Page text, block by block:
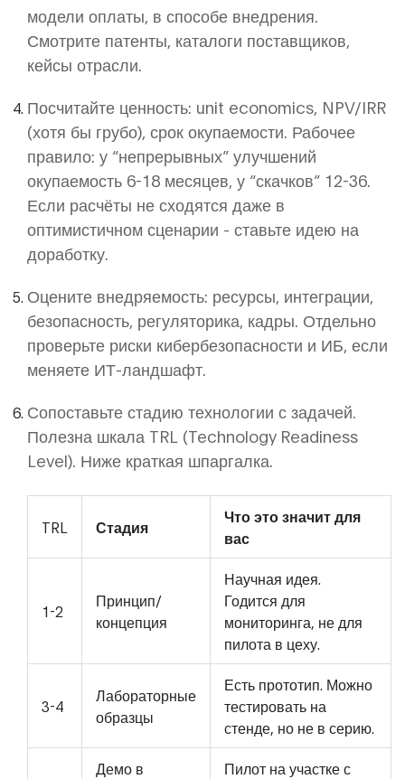
модели оплаты, в способе внедрения.
Смотрите патенты, каталоги поставщиков,
кейсы отрасли.
Посчитайте ценность: unit economics, NPV/IRR
(хотя бы грубо), срок окупаемости. Рабочее
правило: у “непрерывных” улучшений
окупаемость 6-18 месяцев, у “скачков” 12-36.
Если расчёты не сходятся даже в
оптимистичном сценарии - ставьте идею на
доработку.
Оцените внедряемость: ресурсы, интеграции,
безопасность, регуляторика, кадры. Отдельно
проверьте риски кибербезопасности и ИБ, если
меняете ИТ-ландшафт.
Сопоставьте стадию технологии с задачей.
Полезна шкала TRL (Technology Readiness
Level). Ниже краткая шпаргалка.
TRL Стадия
Что это значит для
вас
1-2
Принцип/
концепция
Научная идея.
Годится для
мониторинга, не для
пилота в цеху.
3-4
Лабораторные
образцы
Есть прототип. Можно
тестировать на
стенде, но не в серию.
Демо в
Пилот на участке с